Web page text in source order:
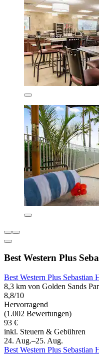
Best Western Plus
Best Western Plus Sebastian
8,3 km von Golden Sands
8,8/10
Hervorragend
(1.002 Bewertungen)
93 €
inkl. Steuern & Gebühren
24. Aug.–25. Aug.
Best Western Plus Sebastian